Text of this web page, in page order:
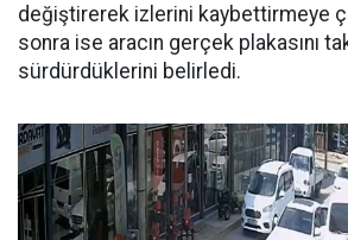
değiştirerek izlerini kaybettirmeye
sonra ise aracın gerçek plakasını
sürdürdüklerini belirledi.